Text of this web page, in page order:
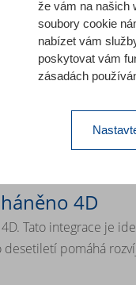
4D
Tato integrace je
desetiletí pomáhá
že vám na našich
soubory cookie
nabízet vám
poskytovat vám
zásadách